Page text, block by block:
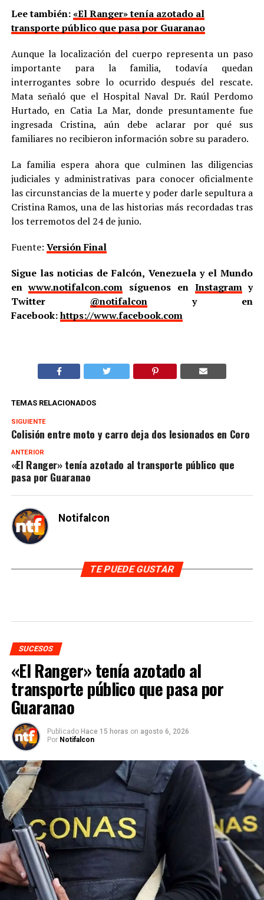
Lee también:«El Ranger» tenía azotado al
transporte público que pasa por Guaranao
Aunque la localización del cuerpo representa un paso
importante para la familia, todavía quedan
interrogantes sobre lo ocurrido después del rescate.
Mata señaló que el Hospital Naval Dr. Raúl Perdomo
Hurtado, en Catia La Mar, donde presuntamente fue
ingresada Cristina, aún debe aclarar por qué sus
familiares no recibieron información sobre su paradero.
La familia espera ahora que culminen las diligencias
judiciales y administrativas para conocer oficialmente
las circunstancias de la muerte y poder darle sepultura a
Cristina Ramos, una de las historias más recordadas tras
los terremotos del 24 de junio.
Fuente: Versión Final
Sigue las noticias de Falcón, Venezuela y el Mundo
enwww.notifalcon.com síguenos en Instagramy
Twitter @notifalcony en
Facebook:https://www.facebook.com
TEMAS RELACIONADOS
SIGUIENTE
Colisión entre moto y carro deja dos lesionados en Coro
ANTERIOR
«El Ranger» tenía azotado al transporte público que
pasa por Guaranao
Notifalcon
TE PUEDE GUSTAR
SUCESOS
«El Ranger» tenía azotado al
transporte público que pasa por
Guaranao
Publicado Hace 15 horas on agosto 6, 2026
Por Notifalcon